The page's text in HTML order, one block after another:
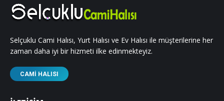
Selçuklu Cami Halısı, Yurt Halısı ve Ev Halısı ile müşterilerine her
zaman daha iyi bir hizmeti ilke edinmekteyiz.
CAMI HALISI